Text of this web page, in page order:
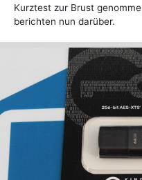
Kurztest zur Brust
berichten nun darüber.